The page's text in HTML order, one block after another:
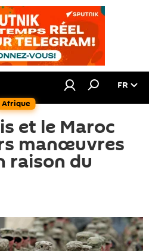
Afrique
FR
et le Maroc
manœuvres
raison du